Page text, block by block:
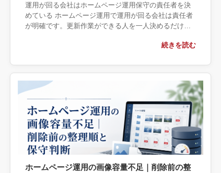
運用が回る会社はホームページ運用保守の責任者を決
めている ホームページ運用で運用が回る会社は責任者
が明確です。更新作業ができる人を一人決めるだけで
続きを読む
ホームページ運用の画像容量不足｜削除前の整